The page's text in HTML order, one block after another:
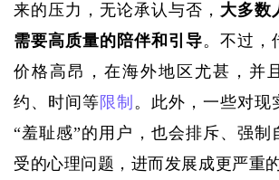
来的压力，无论承认与否， 大多数
需要高质量的陪伴和引导。不过，
价格高昂，在海外地区尤甚，并
约、时间等 限制 。此外，一些对现
“羞耻感”的用户，也会排斥、强制
受的心理问题，进而发展成更严重